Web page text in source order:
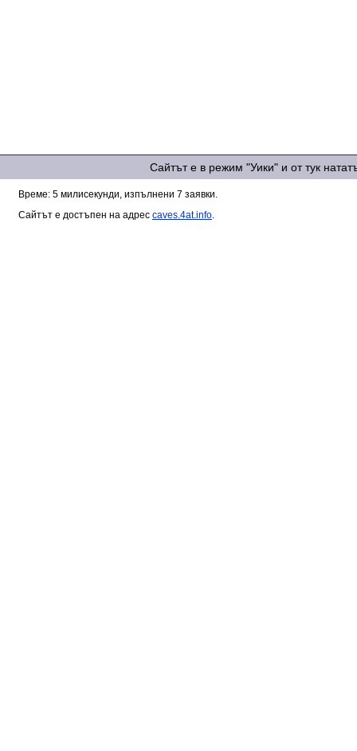
Сайтът е в режим "Уики" и от тук
Време: 5 милисекунди, изпълнени 7 заявки.
Сайтът е достъпен на адрес caves.4at.info.